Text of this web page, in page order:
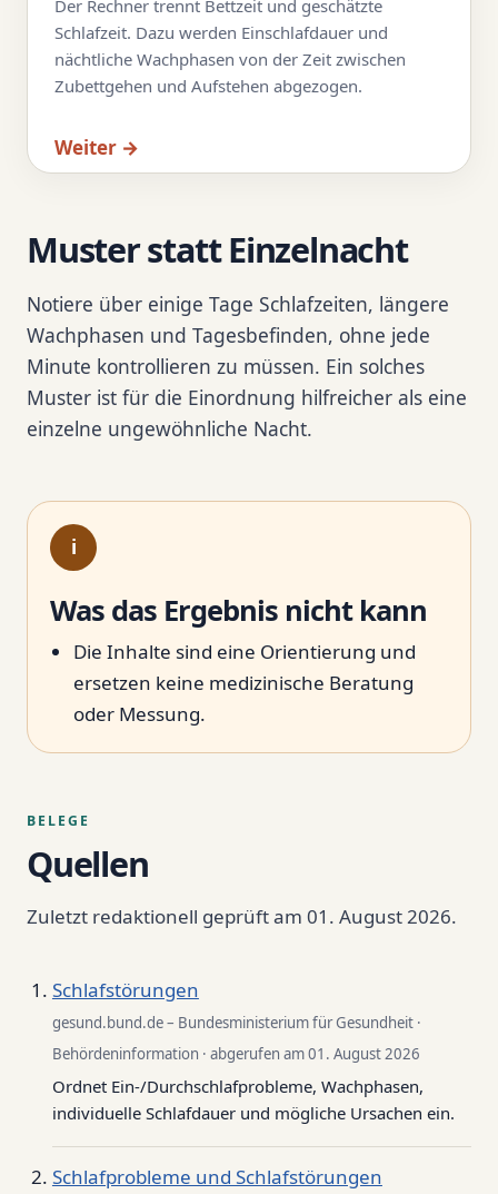
Der Rechner trennt Bettzeit und geschätzte
Schlafzeit. Dazu werden Einschlafdauer und
nächtliche Wachphasen von der Zeit zwischen
Zubettgehen und Aufstehen abgezogen.
Weiter →
Muster statt Einzelnacht
Notiere über einige Tage Schlafzeiten, längere
Wachphasen und Tagesbefinden, ohne jede
Minute kontrollieren zu müssen. Ein solches
Muster ist für die Einordnung hilfreicher als eine
einzelne ungewöhnliche Nacht.
i
Was das Ergebnis nicht kann
Die Inhalte sind eine Orientierung und
ersetzen keine medizinische Beratung
oder Messung.
BELEGE
Quellen
Zuletzt redaktionell geprüft am 01. August 2026.
Schlafstörungen
gesund.bund.de – Bundesministerium für Gesundheit ·
Behördeninformation · abgerufen am 01. August 2026
Ordnet Ein-/Durchschlafprobleme, Wachphasen,
individuelle Schlafdauer und mögliche Ursachen ein.
Schlafprobleme und Schlafstörungen